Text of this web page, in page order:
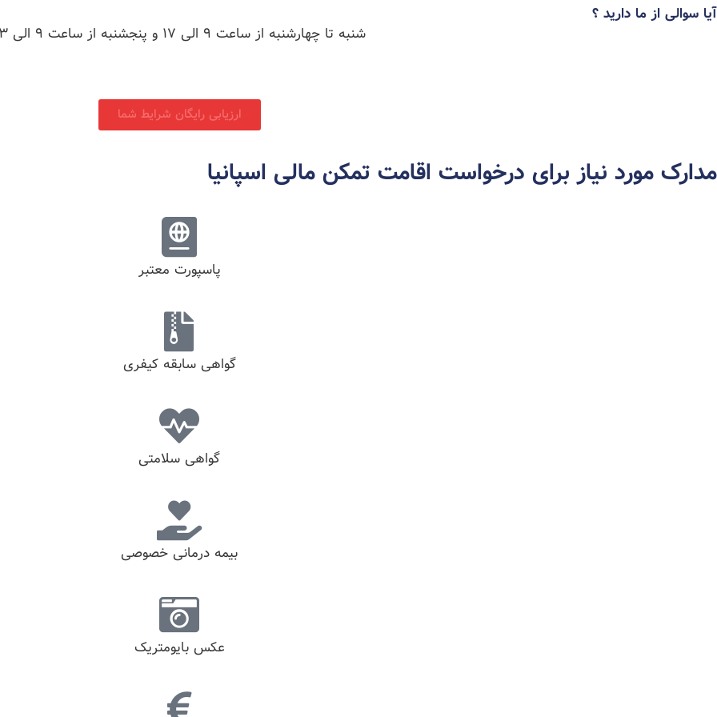
آیا سوالی از ما دارید ؟
شنبه تا چهارشنبه از ساعت ۹ الی ۱۷ و پنجشنبه از ساعت 9 الی 13
ارزیابی رایگان شرایط شما
مدارک مورد نیاز برای درخواست اقامت تمکن مالی اسپانیا
پاسپورت معتبر
گواهی سابقه کیفری
گواهی سلامتی
بیمه درمانی خصوصی
عکس بایومتریک